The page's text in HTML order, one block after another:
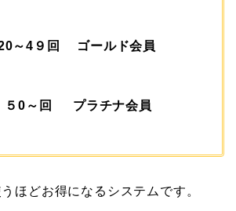
20～4９回 ゴールド会員
５0～回 プラチナ会員
ほどお得になるシステムです。